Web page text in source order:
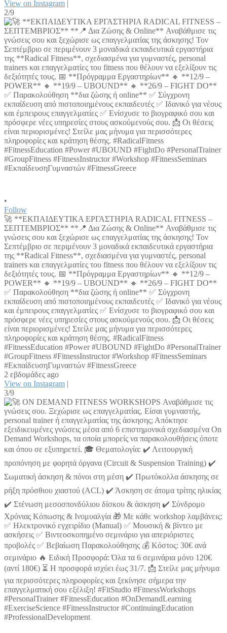
View on Instagram |
2/9
•
Follow
🚀 **ΕΚΠΑΙΔΕΥΤΙΚΑ ΕΡΓΑΣΤΗΡΙΑ RADICAL FITNESS –
ΣΕΠΤΕΜΒΡΙΟΣ** **📍 Δια Ζώσης & Online** Αναβάθμισε τις
γνώσεις σου και ξεχώρισε ως επαγγελματίας της άσκησης! Τον
Σεπτέμβριο σε περιμένουν 3 μοναδικά εκπαιδευτικά εργαστήρια
της **Radical Fitness**, σχεδιασμένα για γυμναστές, personal
trainers και επαγγελματίες του fitness που θέλουν να εξελίξουν τις
δεξιότητές τους. 📅 **Πρόγραμμα Εργαστηρίων** 🔸 **12/9 –
POWER** 🔸 **19/9 – UBOUND** 🔸 **26/9 – FIGHT DO**
✅ Παρακολούθηση **δια ζώσης ή online** ✅ Σύγχρονη
εκπαίδευση από πιστοποιημένους εκπαιδευτές ✅ Ιδανικό για νέους
και έμπειρους επαγγελματίες ✅ Ενίσχυσε το βιογραφικό σου και
πρόσφερε νέες υπηρεσίες στους ασκούμενούς σου. 📩 Οι θέσεις
είναι περιορισμένες! Στείλε μας μήνυμα για περισσότερες
πληροφορίες και κράτηση θέσης. #RadicalFitness
#FitnessEducation #Power #UBOUND #FightDo #PersonalTrainer
#GroupFitness #FitnessInstructor #Workshop #FitnessSeminars
#ΕκπαίδευσηΓυμναστών #FitnessGreece
2 εβδομάδες ago
View on Instagram |
3/9